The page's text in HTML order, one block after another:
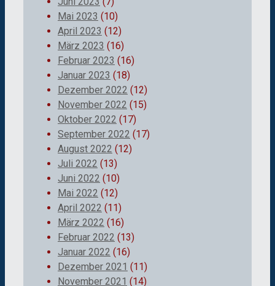
Mai 2023 (10)
April 2023 (12)
März 2023 (16)
Februar 2023 (16)
Januar 2023 (18)
Dezember 2022 (12)
November 2022 (15)
Oktober 2022 (17)
September 2022 (17)
August 2022 (12)
Juli 2022 (13)
Juni 2022 (10)
Mai 2022 (12)
April 2022 (11)
März 2022 (16)
Februar 2022 (13)
Januar 2022 (16)
Dezember 2021 (11)
November 2021 (14)